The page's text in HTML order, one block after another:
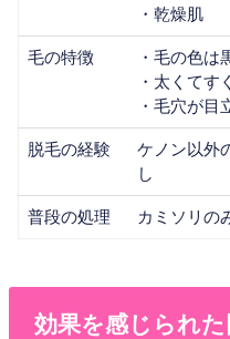
・乾燥肌
毛の特徴
・毛の色は
・太くてす
・毛穴が目
脱毛の経験
ケノン以外
し
普段の処理 カミソリの
効果を感じられた